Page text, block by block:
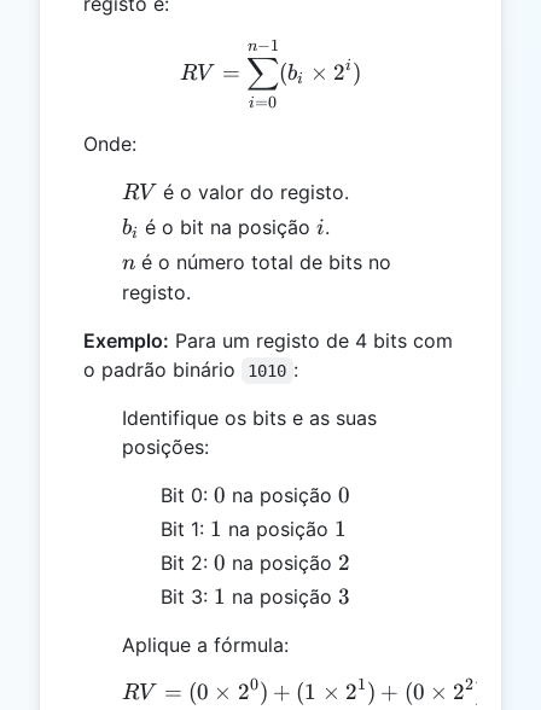
RV = \sum_{i=0}^{n-1}
RV =
i=0
∑
n−1
(bi × 2i )
Onde:
RV
RV é o valor do registo.
b_i
bi é o bit na posição i
i.
n
n é o número total de bits no
registo.
Exemplo: Para um registo de 4 bits com
o padrão binário
1010 :
Identifique os bits e as suas
posições:
Bit 0: 0
0 na posição 0
0
Bit 1: 1
1 na posição 1
1
Bit 2: 0
0 na posição 2
2
Bit 3: 1
1 na posição 3
3
Aplique a fórmula:
RV = (0 \times 2^0) +
RV = (0 × 20) + (1 × 21) + (0 × 22)